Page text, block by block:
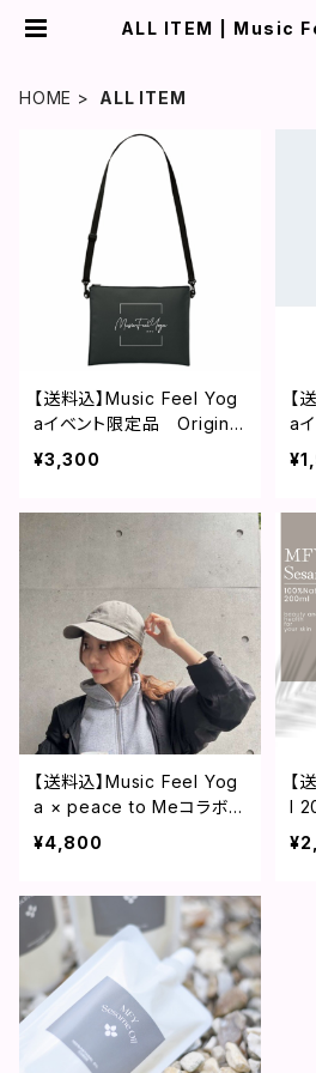
ALL ITEM | Music
HOME ALL ITEM
【送料込】Music Feel Yog
aイベント限定品 Original
2WAYサコッシュ
¥3,300
【
a
ホ
枚
【送料込】Music Feel Yog
a × peace to MeコラボC
AP
¥4,800
【
l
ゴ